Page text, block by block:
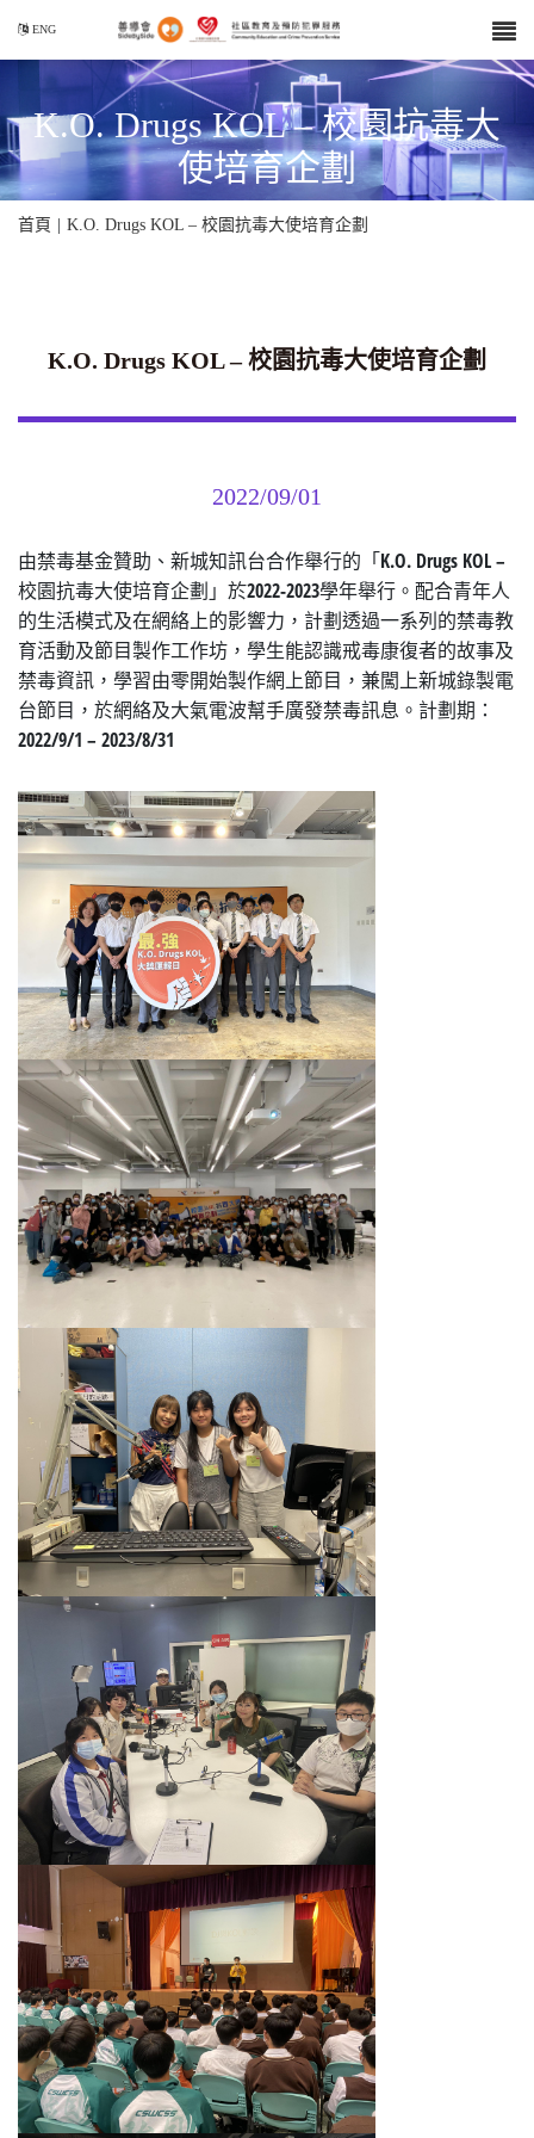
ENG
K.O. Drugs KOL – 校園抗毒大
使培育企劃
首頁 K.O. Drugs KOL – 校園抗毒大使培育企劃
K.O. Drugs KOL – 校園抗毒大使培育企劃
2022/09/01
由禁毒基金贊助、新城知訊台合作舉行的「K.O. Drugs KOL –
校園抗毒大使培育企劃」於2022-2023學年舉行。配合青年人
的生活模式及在網絡上的影響力，計劃透過一系列的禁毒教
育活動及節目製作工作坊，學生能認識戒毒康復者的故事及
禁毒資訊，學習由零開始製作網上節目，兼闖上新城錄製電
台節目，於網絡及大氣電波幫手廣發禁毒訊息。計劃期：
2022/9/1 – 2023/8/31